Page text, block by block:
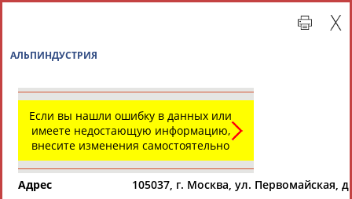
Главная » Организации спортивной отрасли
СВОДНЫЕ ИНДЕКСЫ
Если вы нашли ошибку в данных или
имеете недостающую информацию,
внесите изменения самостоятельно
Адрес
105037, г. Москва, ул. Первомайская,